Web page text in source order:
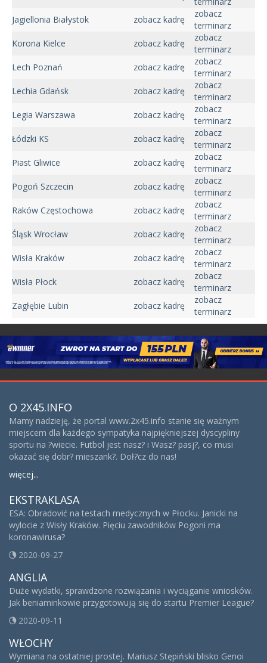
Jagiellonia Białystok
zobacz kadrę
zobacz
terminarz
Korona Kielce
zobacz kadrę
zobacz
terminarz
Lech Poznań
zobacz kadrę
zobacz
terminarz
Lechia Gdańsk
zobacz kadrę
zobacz
terminarz
Legia Warszawa
zobacz kadrę
zobacz
terminarz
Łódzki KS
zobacz kadrę
zobacz
terminarz
Piast Gliwice
zobacz kadrę
zobacz
terminarz
Pogoń Szczecin
zobacz kadrę
zobacz
terminarz
Raków Częstochowa
zobacz kadrę
zobacz
terminarz
Śląsk Wrocław
zobacz kadrę
zobacz
terminarz
Wisła Kraków
zobacz kadrę
zobacz
terminarz
Wisła Płock
zobacz kadrę
zobacz
terminarz
Zagłębie Lubin
zobacz kadrę
zobacz
terminarz
O 2X45.INFO
Mamy nadzieję, że portal www.2x45.info stanie się ważnym
miejscem dla każdego sympatyka najpiękniejszej dyscypliny
sportu na ?wiecie. Futbol jest nasz? i Wasz? pasj?, co musi
okazać się dobr? mieszank?. Doł?cz do nas!
więcej...
EKSTRAKLASA
ESA: Obradović na testach medycznych w Płocku. Janicki na
wylocie z Wisły Kraków. Pięciu zawodników Pogoni ma
koronawirusa?
2020-09-27
ANGLIA
Duże wydatki, sprawdzone rozwiązania i wyciąganie wniosków.
Jak beniaminkowie przygotowują się do startu Premier League?
2020-09-11
WŁOCHY
Wymiana na ostatniej prostej. Mariusz Stępiński blisko Genoi